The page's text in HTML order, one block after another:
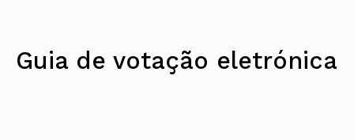
Guia de votação eletrónica